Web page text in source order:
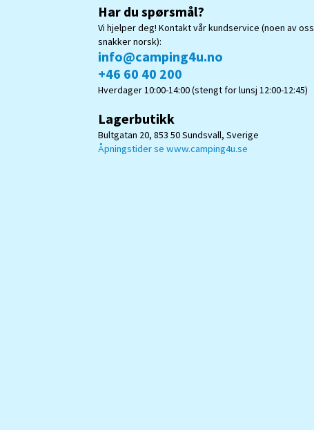
Har du spørsmål?
Vi hjelper deg! Kontakt vår kundservice (noen av oss
snakker norsk):
info@camping4u.no
+46 60 40 200
Hverdager 10:00-14:00 (stengt for lunsj 12:00-12:45)
Lagerbutikk
Bultgatan 20, 853 50 Sundsvall, Sverige
Åpningstider se www.camping4u.se